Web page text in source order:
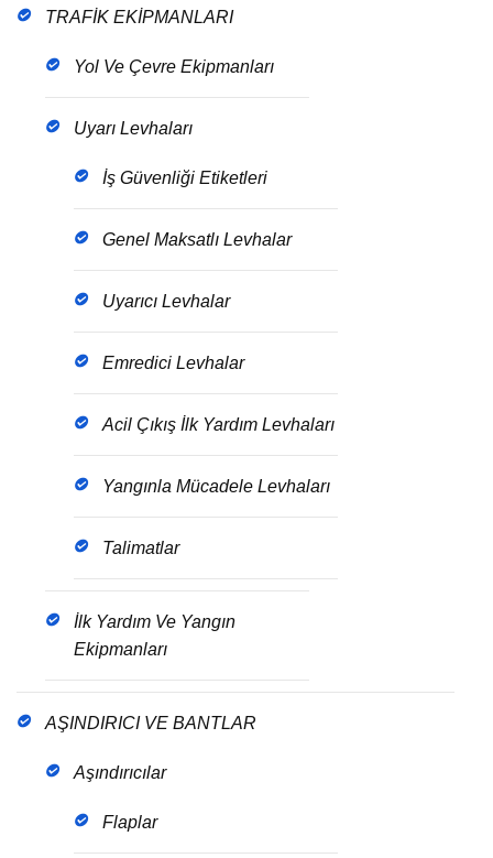
TRAFİK EKİPMANLARI
Yol Ve Çevre Ekipmanları
Uyarı Levhaları
İş Güvenliği Etiketleri
Genel Maksatlı Levhalar
Uyarıcı Levhalar
Emredici Levhalar
Acil Çıkış İlk Yardım Levhaları
Yangınla Mücadele Levhaları
Talimatlar
İlk Yardım Ve Yangın
Ekipmanları
AŞINDIRICI VE BANTLAR
Aşındırıcılar
Flaplar